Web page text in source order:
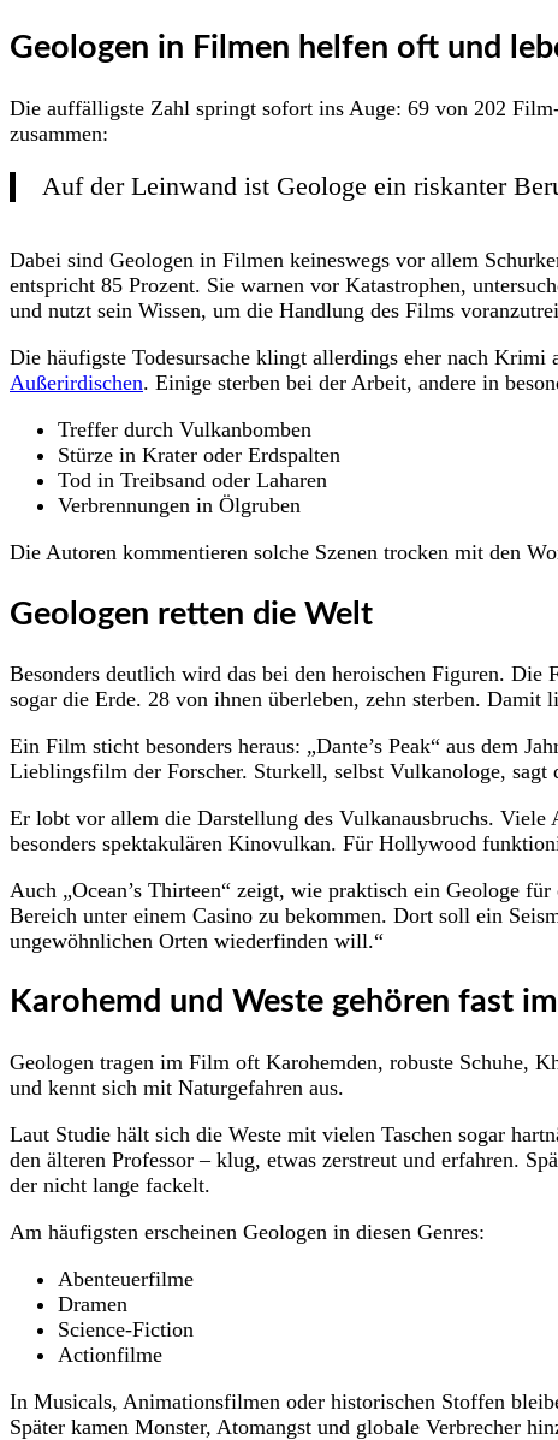
Geologen in Filmen helfen oft und
Die auffälligste Zahl springt sofort ins Auge: 69 von 202
zusammen:
Auf der Leinwand ist Geologe ein riskanter
Dabei sind Geologen in Filmen keineswegs vor allem
entspricht 85 Prozent. Sie warnen vor Katastrophen,
und nutzt sein Wissen, um die Handlung des Films
Die häufigste Todesursache klingt allerdings eher nach
Außerirdischen. Einige sterben bei der Arbeit, andere in
Treffer durch Vulkanbomben
Stürze in Krater oder Erdspalten
Tod in Treibsand oder Laharen
Verbrennungen in Ölgruben
Die Autoren kommentieren solche Szenen trocken mit den
Geologen retten die Welt
Besonders deutlich wird das bei den heroischen Figuren. Die
sogar die Erde. 28 von ihnen überleben, zehn sterben.
Ein Film sticht besonders heraus: „Dante’s Peak“ aus dem
Lieblingsfilm der Forscher. Sturkell, selbst Vulkanologe, sagt
Er lobt vor allem die Darstellung des Vulkanausbruchs.
besonders spektakulären Kinovulkan. Für Hollywood
Auch „Ocean’s Thirteen“ zeigt, wie praktisch ein Geologe
Bereich unter einem Casino zu bekommen. Dort soll ein
ungewöhnlichen Orten wiederfinden will.“
Karohemd und Weste gehören fast
Geologen tragen im Film oft Karohemden, robuste Schuhe,
und kennt sich mit Naturgefahren aus.
Laut Studie hält sich die Weste mit vielen Taschen sogar
den älteren Professor – klug, etwas zerstreut und erfahren.
der nicht lange fackelt.
Am häufigsten erscheinen Geologen in diesen Genres:
Abenteuerfilme
Dramen
Science-Fiction
Actionfilme
In Musicals, Animationsfilmen oder historischen Stoffen
Später kamen Monster, Atomangst und globale Verbrecher